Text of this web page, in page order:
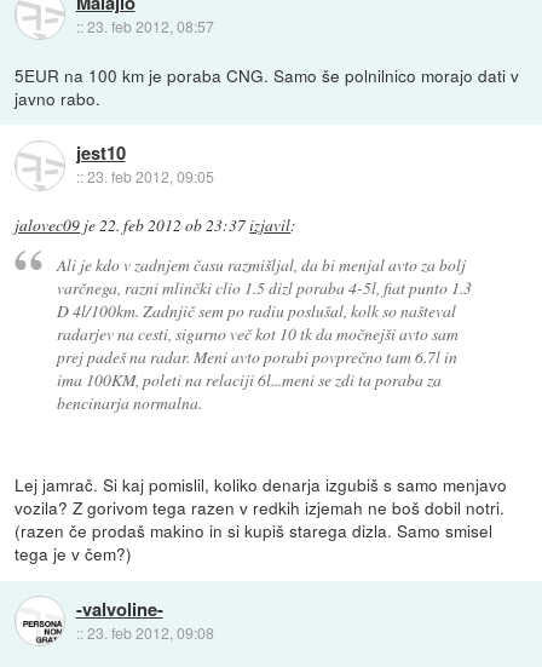
::23. feb 2012, 08:57
5EUR na 100 km je poraba CNG. Samo še polnilnico morajo dati v
javno rabo.
jest10
::23. feb 2012, 09:05
jalovec09 je22. feb 2012 ob 23:37izjavil:
Ali je kdo v zadnjem času razmišljal, da bi menjal avto za bolj
varčnega, razni mlinčki clio 1.5 dizl poraba 4-5l, fiat punto 1.3
D 4l/100km. Zadnjič sem po radiu poslušal, kolk so našteval
radarjev na cesti, sigurno več kot 10 tk da močnejši avto sam
prej padeš na radar. Meni avto porabi povprečno tam 6.7l in
ima 100KM, poleti na relaciji 6l...meni se zdi ta poraba za
bencinarja normalna.
Lej jamrač. Si kaj pomislil, koliko denarja izgubiš s samo menjavo
vozila? Z gorivom tega razen v redkih izjemah ne boš dobil notri.
(razen če prodaš makino in si kupiš starega dizla. Samo smisel
tega je v čem?)
-valvoline-
::23. feb 2012, 09:08